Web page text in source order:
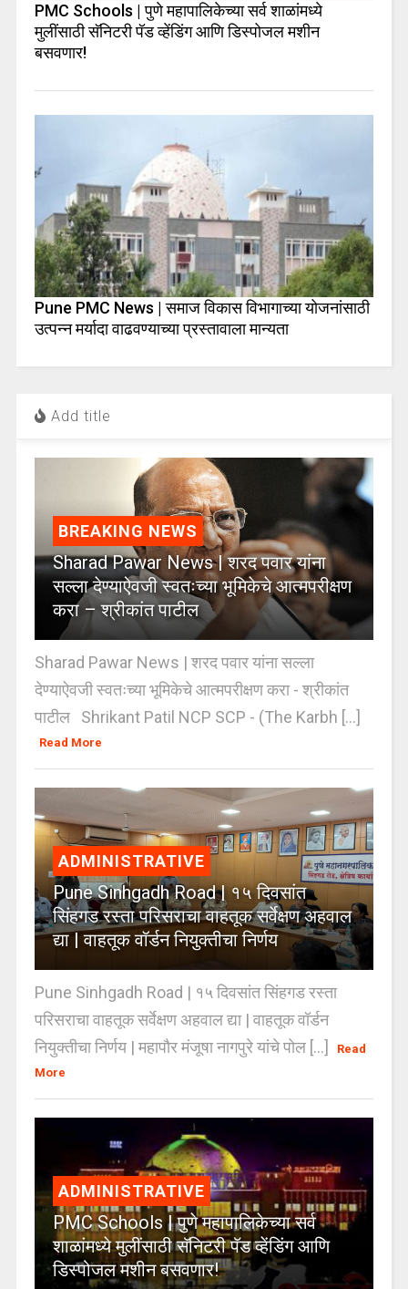
PMC Schools | पुणे महापालिकेच्या सर्व शाळांमध्ये
मुलींसाठी सॅनिटरी पॅड व्हेंडिंग आणि डिस्पोजल मशीन
बसवणार!
Pune PMC News | समाज विकास विभागाच्या योजनांसाठी
उत्पन्न मर्यादा वाढवण्याच्या प्रस्तावाला मान्यता
Add title
BREAKING NEWS
Sharad Pawar News | शरद पवार यांना
सल्ला देण्याऐवजी स्वतःच्या भूमिकेचे आत्मपरीक्षण
करा – श्रीकांत पाटील
Sharad Pawar News | शरद पवार यांना सल्ला
देण्याऐवजी स्वतःच्या भूमिकेचे आत्मपरीक्षण करा - श्रीकांत
पाटील Shrikant Patil NCP SCP - (The Karbh [...]
Read More
ADMINISTRATIVE
Pune Sinhgadh Road | १५ दिवसांत
सिंहगड रस्ता परिसराचा वाहतूक सर्वेक्षण अहवाल
द्या | वाहतूक वॉर्डन नियुक्तीचा निर्णय
Pune Sinhgadh Road | १५ दिवसांत सिंहगड रस्ता
परिसराचा वाहतूक सर्वेक्षण अहवाल द्या | वाहतूक वॉर्डन
नियुक्तीचा निर्णय | महापौर मंजूषा नागपुरे यांचे पोल [...]
Read
More
ADMINISTRATIVE
PMC Schools | पुणे महापालिकेच्या सर्व
शाळांमध्ये मुलींसाठी सॅनिटरी पॅड व्हेंडिंग आणि
डिस्पोजल मशीन बसवणार!